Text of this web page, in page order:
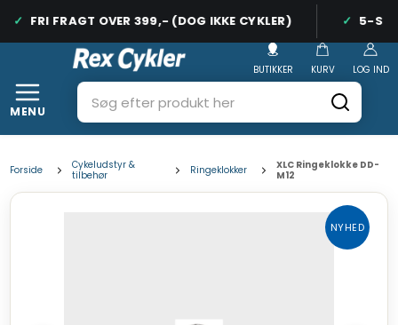
FRI FRAGT OVER 399,- (DOG IKKE CYKLER) 5-
MENU
LOG IND
BUTIKKER KURV
Forside
Cykeludstyr &
tilbehør
Ringeklokker
XLC Ringeklokke DD-
M12
NYHED